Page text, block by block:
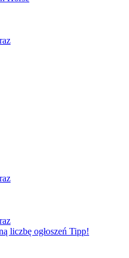
liczbę ogłoszeń Tipp!